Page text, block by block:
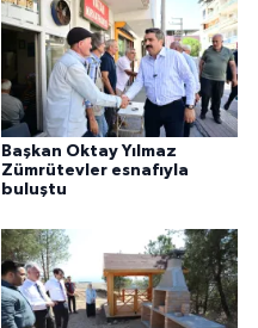
Başkan Oktay Yılmaz
Zümrütevler esnafıyla
buluştu